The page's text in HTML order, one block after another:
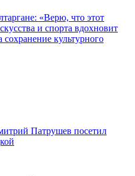
«Верю, что этот
и спорта вдохновит
сохранение культурного
Патрушев посетил